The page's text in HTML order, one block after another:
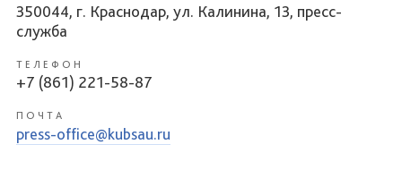
350044, г. Краснодар, ул. Калинина, 13, пресс-
служба
ТЕЛЕФОН
+7 (861) 221-58-87
ПОЧТА
press-office@kubsau.ru